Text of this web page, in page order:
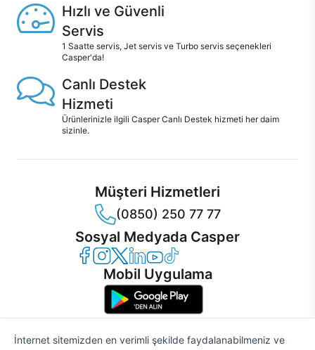
Hızlı ve Güvenli
Servis
1 Saatte servis, Jet servis ve Turbo servis seçenekleri
Casper'da!
Canlı Destek
Hizmeti
Ürünlerinizle ilgili Casper Canlı Destek hizmeti her daim
sizinle.
Müşteri Hizmetleri
(0850) 250 77 77
Sosyal Medyada Casper
Casper Facebook
Casper Instagram
Casper Twitter
Casper LinkedIn
Casper YouTube
Casper TikTok
Mobil Uygulama
İnternet sitemizden en verimli şekilde faydalanabilmeniz ve